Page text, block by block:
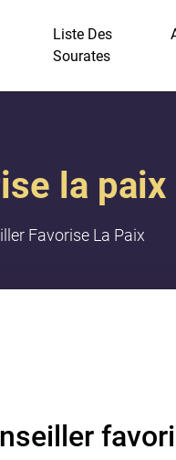
Liste Des
Sourates
la paix
Favorise La Paix